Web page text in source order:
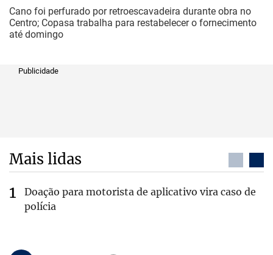
Cano foi perfurado por retroescavadeira durante obra no
Centro; Copasa trabalha para restabelecer o fornecimento
até domingo
Publicidade
Mais lidas
Doação para motorista de aplicativo vira caso de
polícia